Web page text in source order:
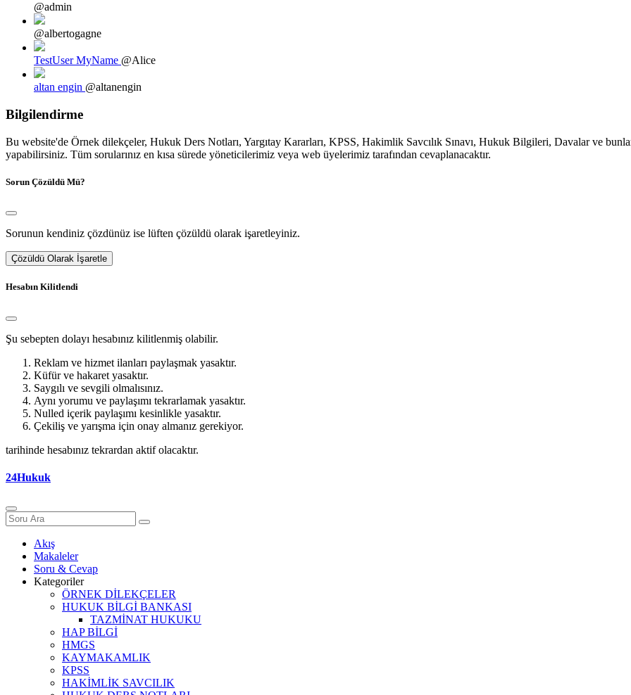
@admin
@albertogagne
TestUser MyName @Alice
altan engin @altanengin
Bilgilendirme
Bu website'de Örnek dilekçeler, Hukuk Ders Notları, Yargıtay Kararları, KPSS, Hakimlik Savcılık Sınavı, Hukuk Bilgileri, Davalar ve
yapabilirsiniz. Tüm sorularınız en kısa sürede yöneticilerimiz veya web üyelerimiz tarafından cevaplanacaktır.
Sorun Çözüldü Mü?
Sorunun kendiniz çözdünüz ise lüften çözüldü olarak işaretleyiniz.
Çözüldü Olarak İşaretle
Hesabın Kilitlendi
Şu sebepten dolayı hesabınız kilitlenmiş olabilir.
Reklam ve hizmet ilanları paylaşmak yasaktır.
Küfür ve hakaret yasaktır.
Saygılı ve sevgili olmalısınız.
Aynı yorumu ve paylaşımı tekrarlamak yasaktır.
Nulled içerik paylaşımı kesinlikle yasaktır.
Çekiliş ve yarışma için onay almanız gerekiyor.
tarihinde hesabınız tekrardan aktif olacaktır.
24Hukuk
Akış
Makaleler
Soru & Cevap
Kategoriler
ÖRNEK DİLEKÇELER
HUKUK BİLGİ BANKASI
TAZMİNAT HUKUKU
HAP BİLGİ
HMGS
KAYMAKAMLIK
KPSS
HAKİMLİK SAVCILIK